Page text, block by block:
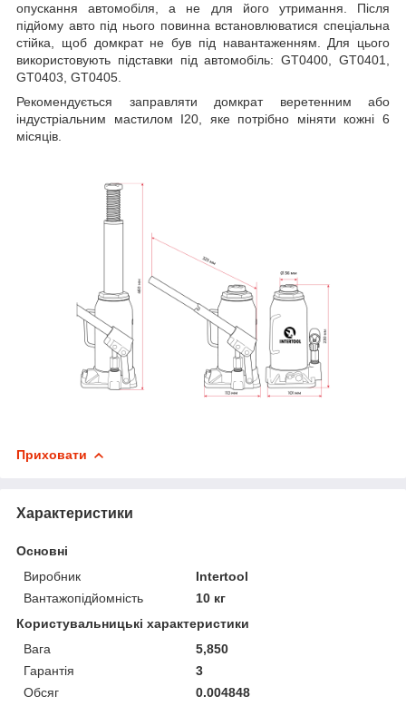
опускання автомобіля, а не для його утримання. Після
підйому авто під нього повинна встановлюватися спеціальна
стійка, щоб домкрат не був під навантаженням. Для цього
використовують підставки під автомобіль: GT0400, GT0401,
GT0403, GT0405.
Рекомендується заправляти домкрат веретенним або
індустріальним мастилом І20, яке потрібно міняти кожні 6
місяців.
Приховати
Характеристики
Основні
Виробник
Intertool
Вантажопідйомність
10 кг
Користувальницькі характеристики
Вага
5,850
Гарантія
3
Обсяг
0.004848